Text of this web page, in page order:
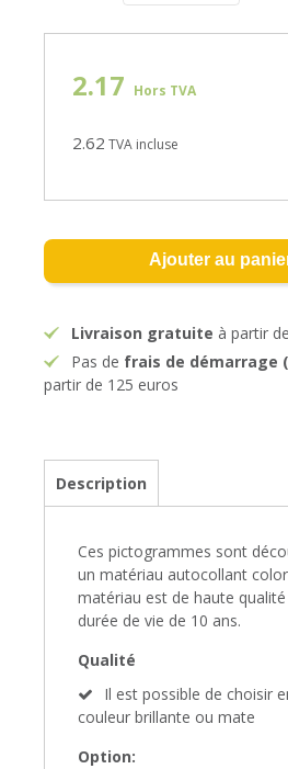
2.17 Hors TVA
2.62 TVA incluse
Ajouter au
Livraison gratuite à partir
Pas de frais de démarrage
partir de 125 euros
Description
Ces pictogrammes sont
un matériau autocollant
matériau est de haute
durée de vie de 10 ans.
Qualité
Il est possible de choisir
couleur brillante ou mate
Option: